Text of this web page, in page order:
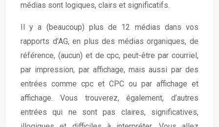
médias sont logiques, clairs et significatifs.
Il y a (beaucoup) plus de 12 médias dans vos
rapports d’AG, en plus des médias organiques, de
référence, (aucun) et de cpc, peut-être par courriel,
par impression, par affichage, mais aussi par des
entrées comme cpc et CPC ou par affichage et
affichage. Vous trouverez, également, d’autres
entrées qui ne sont pas claires, significatives,